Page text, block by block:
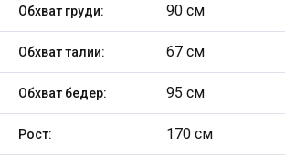
Обхват груди: 90 см
Обхват талии: 67 см
Обхват бедер: 95 см
Рост: 170 см